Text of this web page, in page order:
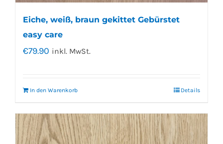
Eiche, weiß, braun gekittet Gebürstet
easy care
€79.90 inkl. MwSt.
In den Warenkorb Details